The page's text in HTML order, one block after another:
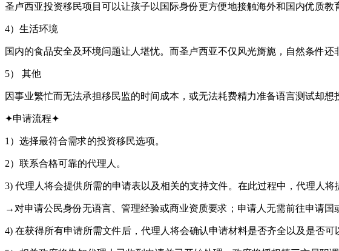
圣卢西亚投资移民项目可以让孩子以国际身份更方便地接触海外和国内优质教
4）生活环境
国内的食品安全及环境问题让人堪忧。而圣卢西亚不仅风光旖旎，自然条件还
5） 其他
因事业繁忙而无法承担移民监的时间成本，或无法耗费精力准备语言测试却想
✦申请流程✦
1）选择最符合需求的投资移民选项。
2）联系合格可靠的代理人。
3) 代理人将会提供所需的申请表以及相关的支持文件。在此过程中，代理人将
→对申请公民身份无语言、管理经验或商业资质要求；申请人无需前往申请国
4) 在获得所有申请所需文件后，代理人将会确认申请材料是否齐全以及是否